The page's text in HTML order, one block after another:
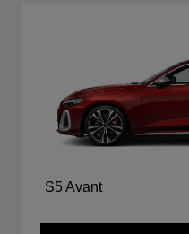
S5 Avant